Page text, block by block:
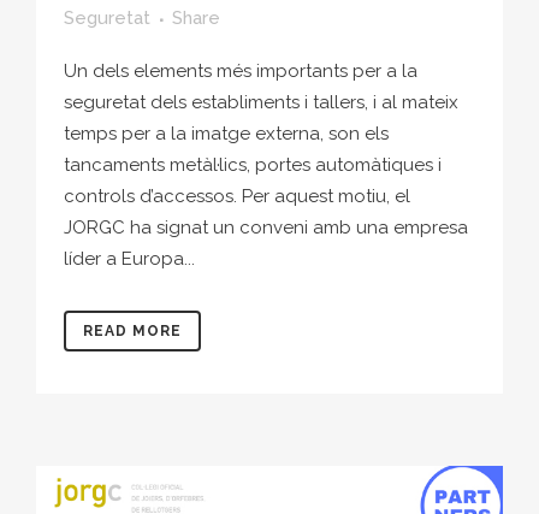
Seguretat
Share
Un dels elements més importants per a la
seguretat dels establiments i tallers, i al mateix
temps per a la imatge externa, son els
tancaments metàl·lics, portes automàtiques i
controls d’accessos. Per aquest motiu, el
JORGC ha signat un conveni amb una empresa
líder a Europa...
READ MORE